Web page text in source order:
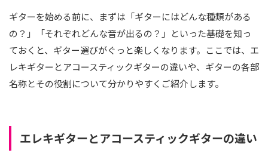
ギターを始める前に、まずは「ギターにはどんな種類がある
の？」「それぞれどんな音が出るの？」といった基礎を知っ
ておくと、ギター選びがぐっと楽しくなります。ここでは、エ
レキギターとアコースティックギターの違いや、ギターの各部
名称とその役割について分かりやすくご紹介します。
エレキギターとアコースティックギターの違い